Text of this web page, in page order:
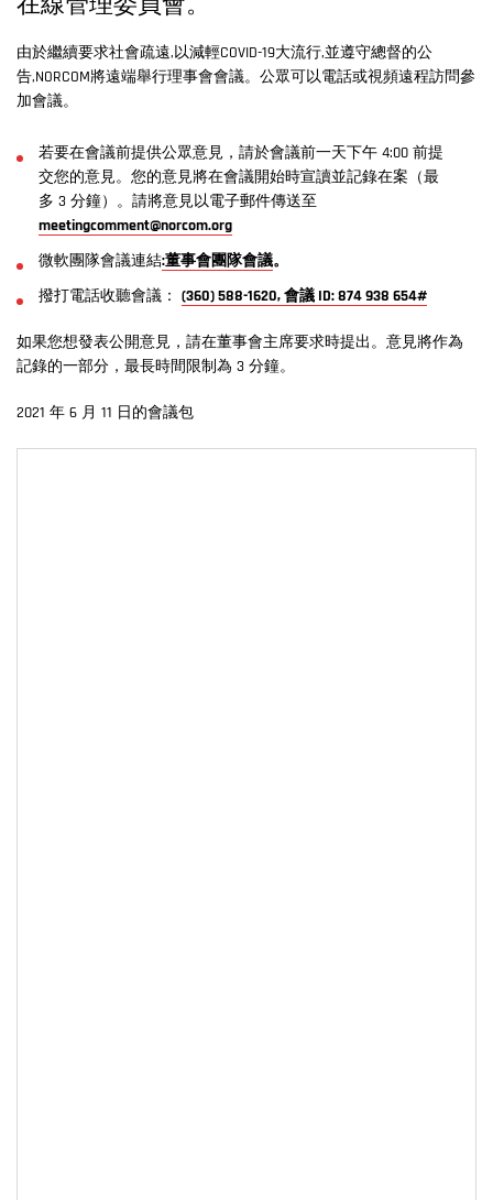
在線管理委員會。
由於繼續要求社會疏遠,以減輕COVID-19大流行,並遵守總督的公
告,NORCOM將遠端舉行理事會會議。公眾可以電話或視頻遠程訪問參
加會議。
若要在會議前提供公眾意見，請於會議前一天下午 4:00 前提
交您的意見。您的意見將在會議開始時宣讀並記錄在案（最
多 3 分鐘）。請將意見以電子郵件傳送至
meetingcomment@norcom.org
微軟團隊會議連結:董事會團隊會議。
撥打電話收聽會議： (360) 588-1620, 會議 ID: 874 938 654#
如果您想發表公開意見，請在董事會主席要求時提出。意見將作為
記錄的一部分，最長時間限制為 3 分鐘。
2021 年 6 月 11 日的會議包